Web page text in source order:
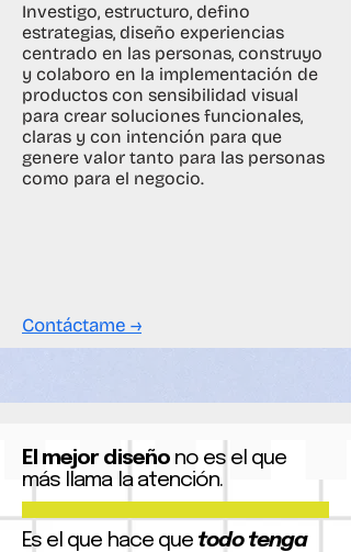
Investigo, estructuro, defino
estrategias, diseño experiencias
centrado en las personas, construyo
y colaboro en la implementación de
productos con sensibilidad visual
para crear soluciones funcionales,
claras y con intención para que
genere valor tanto para las personas
como para el negocio.
Contáctame →
El mejor diseño no es el que
más llama la atención.
Es el que hace que todo tenga